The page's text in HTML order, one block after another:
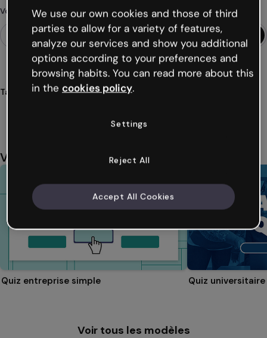
Vous cherchez autre chose ?
Tags
Vous aimerez aussi
Quiz entreprise simple Quiz universitaire
Voir tous les modèles
We use our own cookies and those of third
parties to allow for a variety of features,
analyze our services and show you additional
options according to your preferences and
browsing habits. You can read more about this
in the cookies policy.
Settings
Reject All
Accept All Cookies